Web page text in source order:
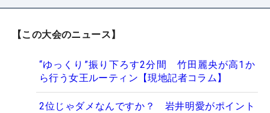
【この大会のニュース】
“ゆっくり”振り下ろす2分間 竹田麗央が高1か
ら行う女王ルーティン【現地記者コラム】
2位じゃダメなんですか？ 岩井明愛がポイント